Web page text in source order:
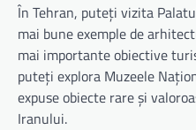
În Tehran, puteți vizita
mai bune exemple de
mai importante obiective
puteți explora Muzeele
expuse obiecte rare și
Iranului.